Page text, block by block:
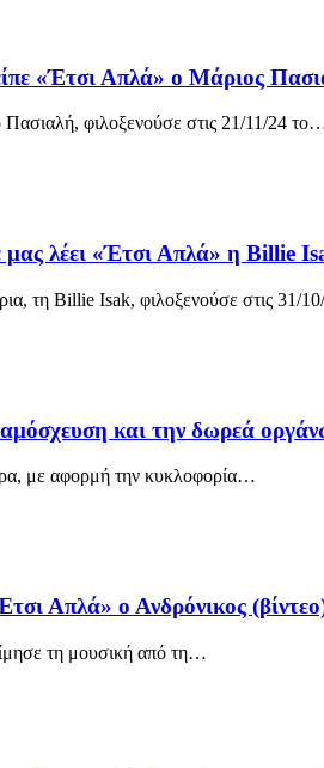
«Έτσι Απλά» ο Μάριος
φιλοξενούσε στις 21/11/24 το
λέει «Έτσι Απλά» η Billie
τη Billie Isak, φιλοξενούσε στις 31/
και την δωρεά
με αφορμή την κυκλοφορία…
Απλά» ο Ανδρόνικος
τη μουσική από τη…